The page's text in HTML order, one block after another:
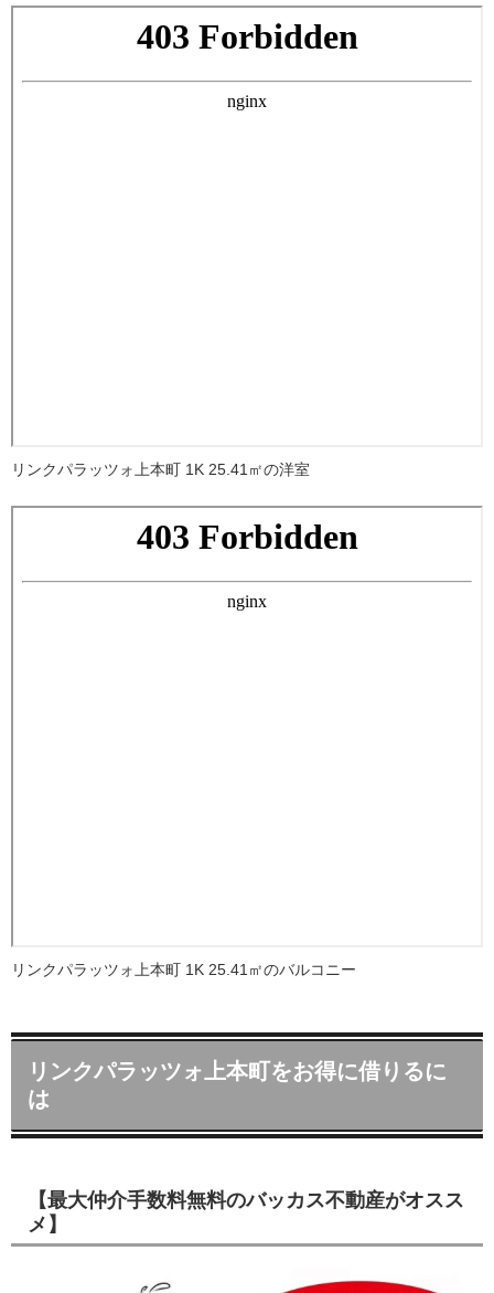
リンクパラッツォ上本町 1K 25.41㎡の洋室
リンクパラッツォ上本町 1K 25.41㎡のバルコニー
リンクパラッツォ上本町をお得に借りるに
は
【最大仲介手数料無料のバッカス不動産がオスス
メ】